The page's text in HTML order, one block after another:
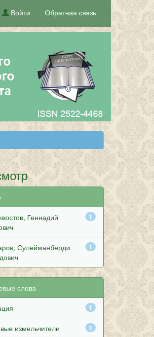
Обратная связь
Войти
1
Геннадий
1
Сулейманберди
слова
1
1
измельчители